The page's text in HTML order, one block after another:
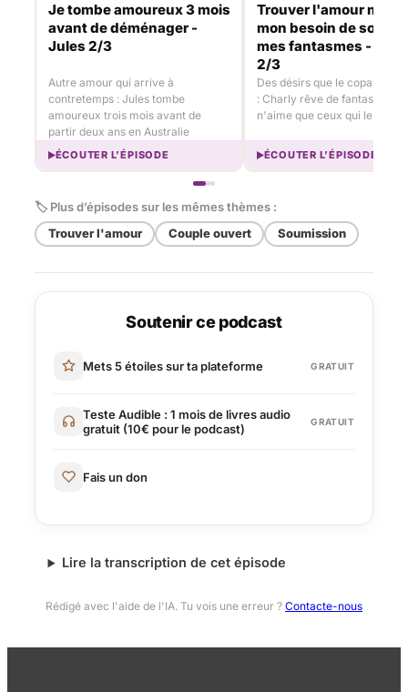
Je tombe amoureux 3 mois
avant de déménager -
Jules 2/3
Autre amour qui arrive à
contretemps : Jules tombe
amoureux trois mois avant de
partir deux ans en Australie
ÉCOUTER L’ÉPISODE
Trouver l'amour
mon besoin de
mes fantasmes -
2/3
Des désirs que le copain ne
: Charly rêve de fantasmes
n'aime que ceux qui le
ÉCOUTER L’ÉPISODE
🏷 Plus d’épisodes sur les mêmes thèmes :
Trouver l'amour
Couple ouvert Soumission
Soutenir ce podcast
Mets 5 étoiles sur ta plateforme GRATUIT
Teste Audible : 1 mois de livres audio
gratuit (10€ pour le podcast)
GRATUIT
Fais un don
Lire la transcription de cet épisode
Rédigé avec l'aide de l'IA. Tu vois une erreur ? Contacte-nous